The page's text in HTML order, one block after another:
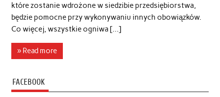
które zostanie wdrożone w siedzibie przedsiębiorstwa,
będzie pomocne przy wykonywaniu innych obowiązków.
Co więcej, wszystkie ogniwa […]
» Read more
FACEBOOK